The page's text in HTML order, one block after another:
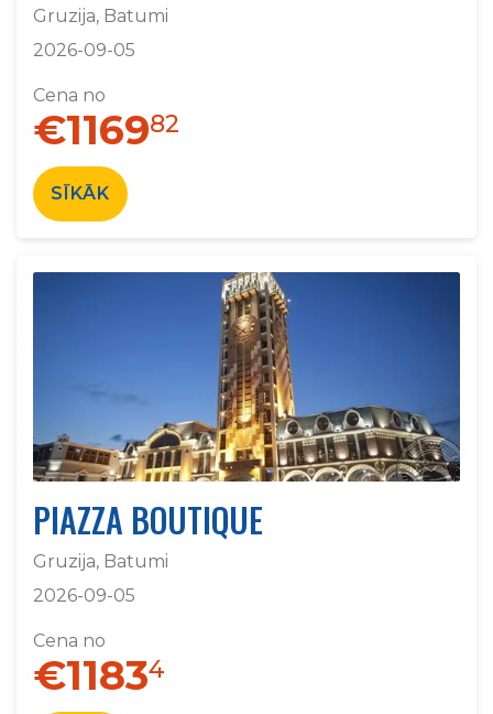
Gruzija, Batumi
2026-09-05
Cena no
€116982
SĪKĀK
PIAZZA BOUTIQUE
Gruzija, Batumi
2026-09-05
Cena no
€11834